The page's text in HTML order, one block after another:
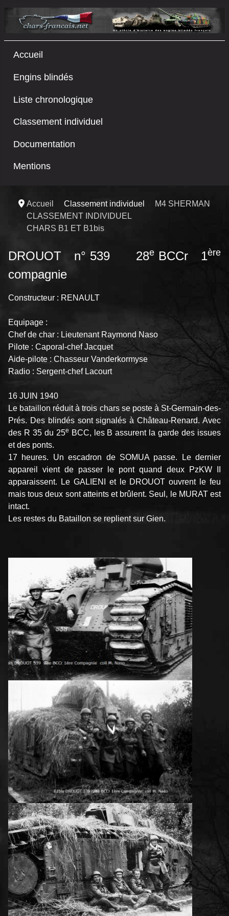
Accueil
Engins blindés
Liste chronologique
Classement individuel
Documentation
Mentions
Accueil Classement individuel
M4 SHERMAN
CLASSEMENT INDIVIDUEL
CHARS B1 ET B1bis
DROUOT n° 539 28eBCCr 1ère
compagnie
Constructeur : RENAULT
Equipage :
Chef de char : Lieutenant Raymond Naso
Pilote : Caporal-chef Jacquet
Aide-pilote : Chasseur Vanderkormyse
Radio : Sergent-chef Lacourt
16 JUIN 1940
Le bataillon réduit à trois chars se poste à St-Germain-des-
Prés. Des blindés sont signalés à Château-Renard. Avec
des R 35 du 25eBCC, les B assurent la garde des issues
et des ponts.
17 heures. Un escadron de SOMUA passe. Le dernier
appareil vient de passer le pont quand deux PzKW II
apparaissent. Le GALIENI et le DROUOT ouvrent le feu
mais tous deux sont atteints et brûlent. Seul, le MURAT est
intact.
Les restes du Bataillon se replient sur Gien.